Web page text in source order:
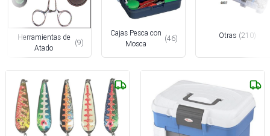
Herramientas de
Atado
(9)
Cajas Pesca con
Mosca
(46) Otras (210)